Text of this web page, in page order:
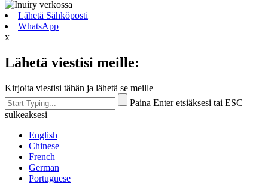
Lähetä Sähköposti
WhatsApp
x
Lähetä viestisi meille:
Kirjoita viestisi tähän ja lähetä se meille
Paina Enter etsiäksesi tai ESC
sulkeaksesi
English
Chinese
French
German
Portuguese